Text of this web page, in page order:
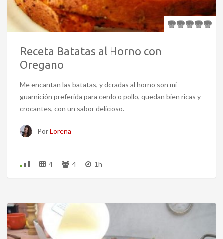
Receta Batatas al Horno con
Oregano
Me encantan las batatas, y doradas al horno son mi
guarnición preferida para cerdo o pollo, quedan bien ricas y
crocantes, con un sabor delicioso.
PorLorena
4 4 1h